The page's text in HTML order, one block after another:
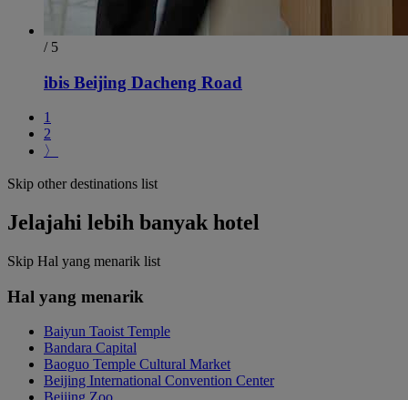
/ 5
ibis Beijing Dacheng Road
1
2
〉
Skip other destinations list
Jelajahi lebih banyak hotel
Skip Hal yang menarik list
Hal yang menarik
Baiyun Taoist Temple
Bandara Capital
Baoguo Temple Cultural Market
Beijing International Convention Center